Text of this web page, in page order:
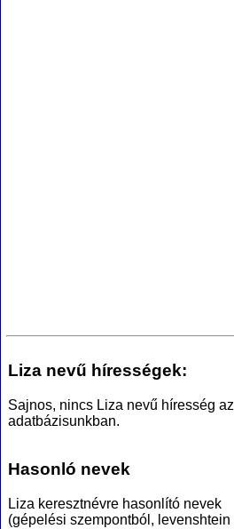
Liza nevű hírességek:
Sajnos, nincs Liza nevű híresség az
adatbázisunkban.
Hasonló nevek
Liza keresztnévre hasonlító nevek
(gépelési szempontból, levenshtein